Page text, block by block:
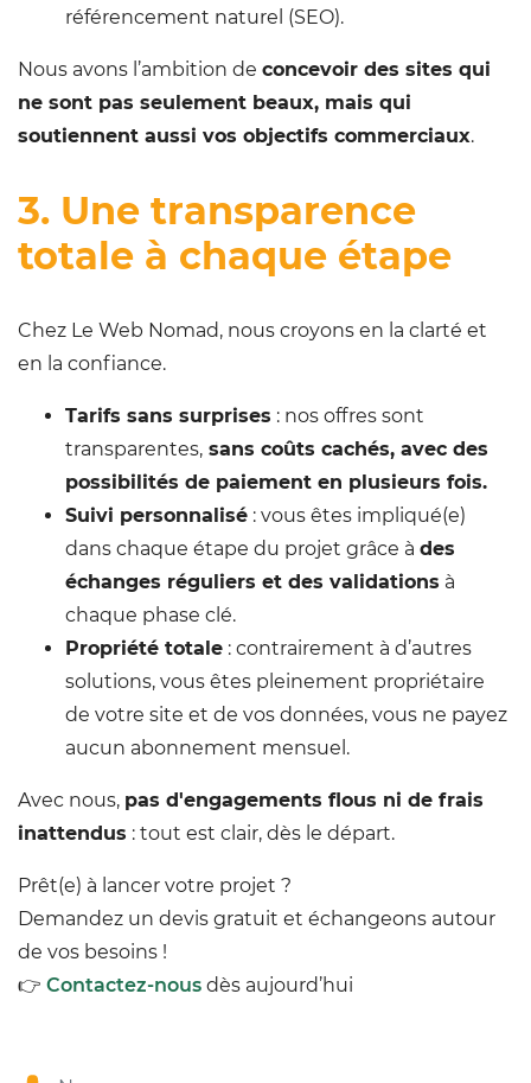
référencement naturel (SEO).
Nous avons l’ambition de concevoir des sites qui
ne sont pas seulement beaux, mais qui
soutiennent aussi vos objectifs commerciaux.
3. Une transparence
totale à chaque étape
Chez Le Web Nomad, nous croyons en la clarté et
en la confiance.
Tarifs sans surprises : nos offres sont
transparentes, sans coûts cachés, avec des
possibilités de paiement en plusieurs fois.
Suivi personnalisé : vous êtes impliqué(e)
dans chaque étape du projet grâce à des
échanges réguliers et des validations à
chaque phase clé.
Propriété totale : contrairement à d’autres
solutions, vous êtes pleinement propriétaire
de votre site et de vos données, vous ne payez
aucun abonnement mensuel.
Avec nous, pas d'engagements flous ni de frais
inattendus : tout est clair, dès le départ.
Prêt(e) à lancer votre projet ?
Demandez un devis gratuit et échangeons autour
de vos besoins !
👉 Contactez-nous dès aujourd’hui
Nom